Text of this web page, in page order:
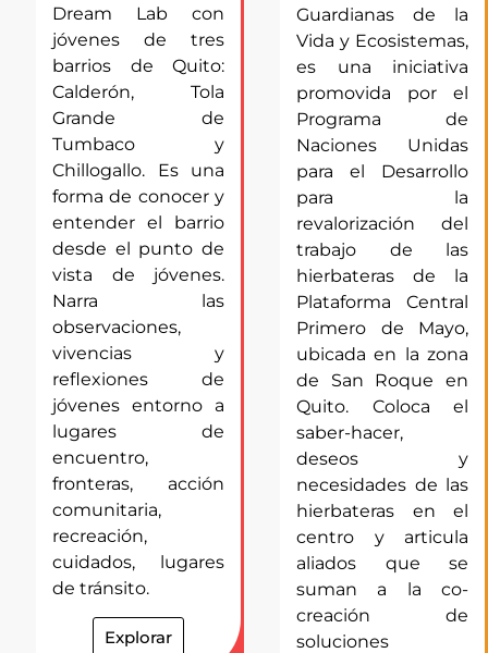
Dream Lab con
jóvenes de tres
barrios de Quito:
Calderón, Tola
Grande de
Tumbaco y
Chillogallo. Es una
forma de conocer y
entender el barrio
desde el punto de
vista de jóvenes.
Narra las
observaciones,
vivencias y
reflexiones de
jóvenes entorno a
lugares de
encuentro,
fronteras, acción
comunitaria,
recreación,
cuidados, lugares
de tránsito.
Explorar
Guardianas de la
Vida y Ecosistemas,
es una iniciativa
promovida por el
Programa de
Naciones Unidas
para el Desarrollo
para la
revalorización del
trabajo de las
hierbateras de la
Plataforma Central
Primero de Mayo,
ubicada en la zona
de San Roque en
Quito. Coloca el
saber-hacer,
deseos y
necesidades de las
hierbateras en el
centro y articula
aliados que se
suman a la co-
creación de
soluciones